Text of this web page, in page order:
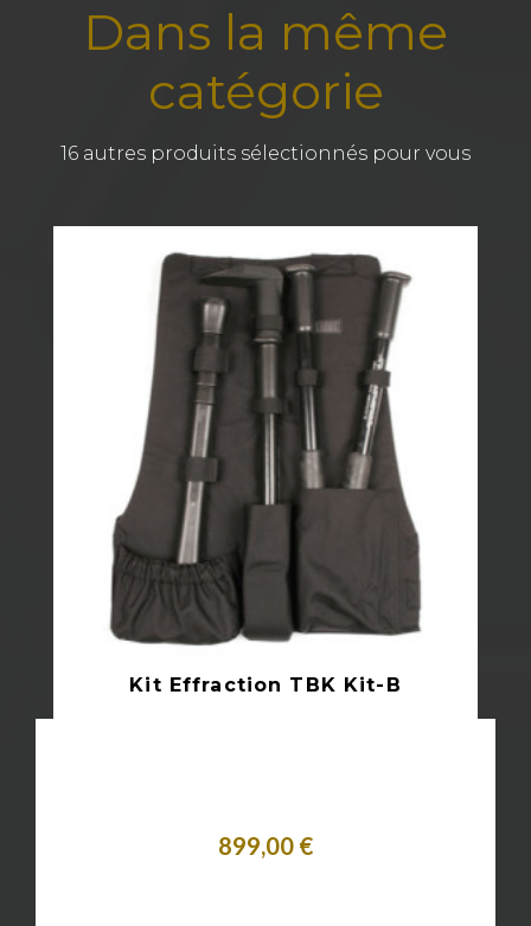
Dans la même
catégorie
16 autres produits sélectionnés pour vous
Kit Effraction TBK Kit-B
899,00 €